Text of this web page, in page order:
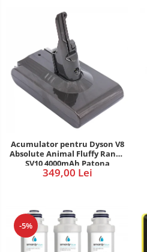
Acumulator pentru Dyson V8
Absolute Animal Fluffy Range
SV10 4000mAh Patona
Premium
349,00 Lei
-5%